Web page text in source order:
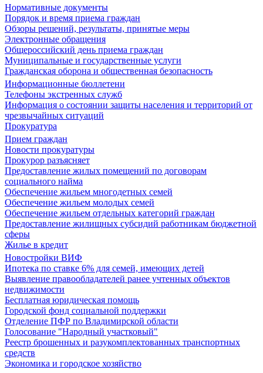
Нормативные документы
Порядок и время приема граждан
Обзоры решений, результаты, принятые меры
Электронные обращения
Общероссийский день приема граждан
Муниципальные и государственные услуги
Гражданская оборона и общественная безопасность
Информационные бюллетени
Телефоны экстренных служб
Информация о состоянии защиты населения и территорий от
чрезвычайных ситуаций
Прокуратура
Прием граждан
Новости прокуратуры
Прокурор разъясняет
Предоставление жилых помещений по договорам
социального найма
Обеспечение жильем многодетных семей
Обеспечение жильем молодых семей
Обеспечение жильем отдельных категорий граждан
Предоставление жилищных субсидий работникам бюджетной
сферы
Жилье в кредит
Новостройки ВИФ
Ипотека по ставке 6% для семей, имеющих детей
Выявление правообладателей ранее учтенных объектов
недвижимости
Бесплатная юридическая помощь
Городской фонд социальной поддержки
Отделение ПФР по Владимирской области
Голосование "Народный участковый"
Реестр брошенных и разукомплектованных транспортных
средств
Экономика и городское хозяйство